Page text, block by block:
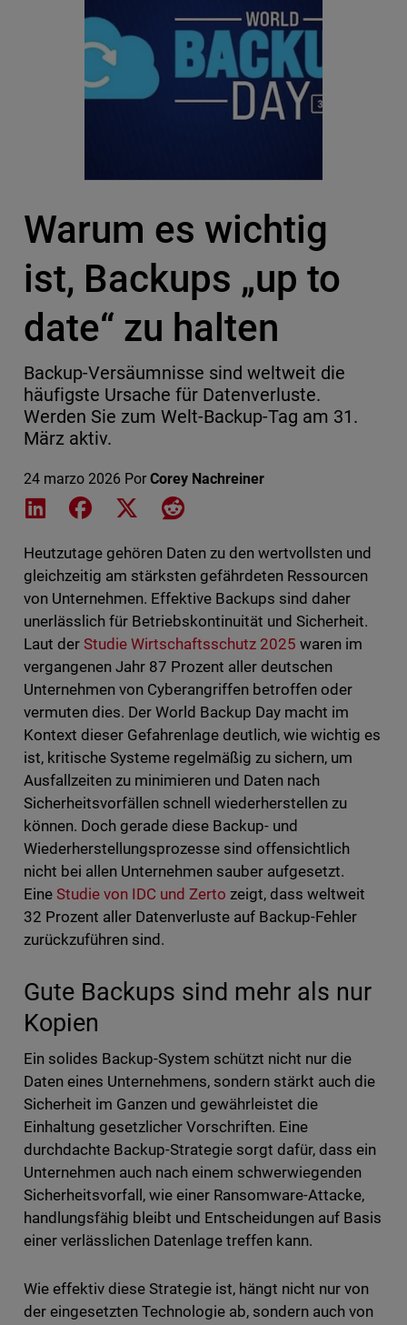
Warum es wichtig
ist, Backups „up to
date“ zu halten
Backup-Versäumnisse sind weltweit die
häufigste Ursache für Datenverluste.
Werden Sie zum Welt-Backup-Tag am 31.
März aktiv.
24 marzo 2026 Por Corey Nachreiner
Share on LinkedIn
Share on Facebook
Share on XShare on Reddit
Heutzutage gehören Daten zu den wertvollsten und
gleichzeitig am stärksten gefährdeten Ressourcen
von Unternehmen. Effektive Backups sind daher
unerlässlich für Betriebskontinuität und Sicherheit.
Laut der Studie Wirtschaftsschutz 2025 waren im
vergangenen Jahr 87 Prozent aller deutschen
Unternehmen von Cyberangriffen betroffen oder
vermuten dies. Der World Backup Day macht im
Kontext dieser Gefahrenlage deutlich, wie wichtig es
ist, kritische Systeme regelmäßig zu sichern, um
Ausfallzeiten zu minimieren und Daten nach
Sicherheitsvorfällen schnell wiederherstellen zu
können. Doch gerade diese Backup- und
Wiederherstellungsprozesse sind offensichtlich
nicht bei allen Unternehmen sauber aufgesetzt.
Eine Studie von IDC und Zerto zeigt, dass weltweit
32 Prozent aller Datenverluste auf Backup-Fehler
zurückzuführen sind.
Gute Backups sind mehr als nur
Kopien
Ein solides Backup-System schützt nicht nur die
Daten eines Unternehmens, sondern stärkt auch die
Sicherheit im Ganzen und gewährleistet die
Einhaltung gesetzlicher Vorschriften. Eine
durchdachte Backup-Strategie sorgt dafür, dass ein
Unternehmen auch nach einem schwerwiegenden
Sicherheitsvorfall, wie einer Ransomware-Attacke,
handlungsfähig bleibt und Entscheidungen auf Basis
einer verlässlichen Datenlage treffen kann.
Wie effektiv diese Strategie ist, hängt nicht nur von
der eingesetzten Technologie ab, sondern auch von